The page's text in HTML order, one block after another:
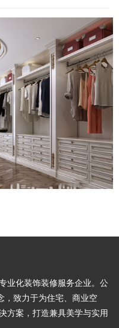
业化装饰装修服务企业。公
，致力于为住宅、商业空
方案，打造兼具美学与实用